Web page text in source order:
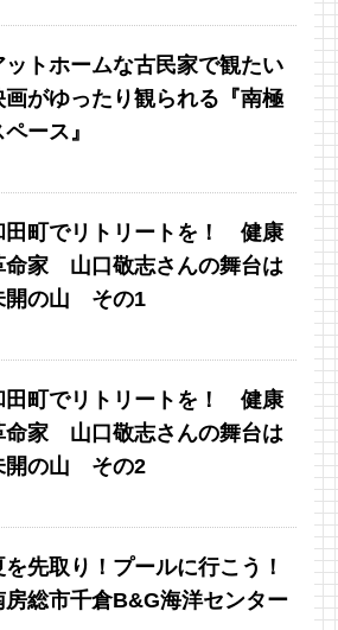
ットホームな古民家で観たい
画がゆったり観られる『南極
ペース』
田町でリトリートを！ 健康
命家 山口敬志さんの舞台は
開の山 その1
田町でリトリートを！ 健康
命家 山口敬志さんの舞台は
開の山 その2
を先取り！プールに行こう！
房総市千倉B&G海洋センター